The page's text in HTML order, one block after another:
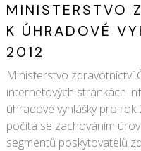
MINISTERSTVO
K ÚHRADOVÉ
2012
Ministerstvo zdravotnictví
internetových stránkách
úhradové vyhlášky pro rok
počítá se zachováním
segmentů poskytovatelů